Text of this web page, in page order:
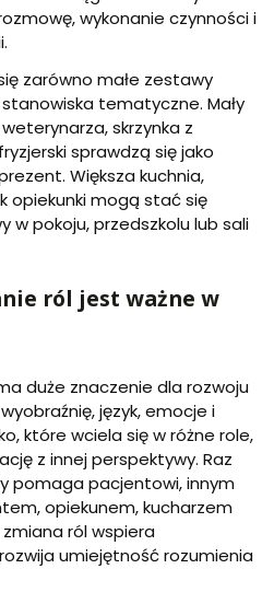
wykonanie czynności i
zarówno małe zestawy
tematyczne. Mały
skrzynka z
sprawdzą się jako
Większa kuchnia,
opiekunki mogą stać się
w pokoju, przedszkolu lub sali
ról jest ważne w
duże znaczenie dla rozwoju
język, emocje i
które wciela się w różne role,
z innej perspektywy. Raz
pomaga pacjentowi, innym
opiekunem, kucharzem
ról wspiera
umiejętność rozumienia